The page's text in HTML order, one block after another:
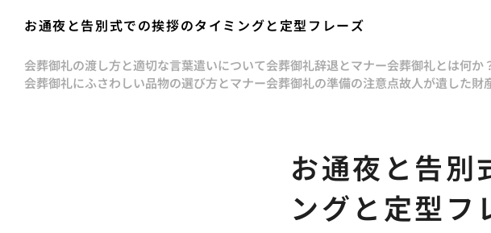
お通夜と告別式での挨拶のタイミングと定型フレーズ
会葬御礼の渡し方と適切な言葉遣いについて会葬御礼辞退とマナー会葬御礼とは何か
会葬御礼にふさわしい品物の選び方とマナー会葬御礼の準備の注意点故人が遺した財
お通夜と告別
ングと定型フ